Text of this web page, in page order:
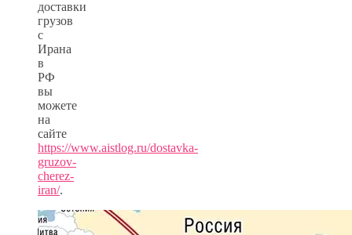
доставки
грузов
с
Ирана
в
РФ
вы
можете
на
сайте
https://www.aistlog.ru/dostavka-
gruzov-
cherez-
iran/.